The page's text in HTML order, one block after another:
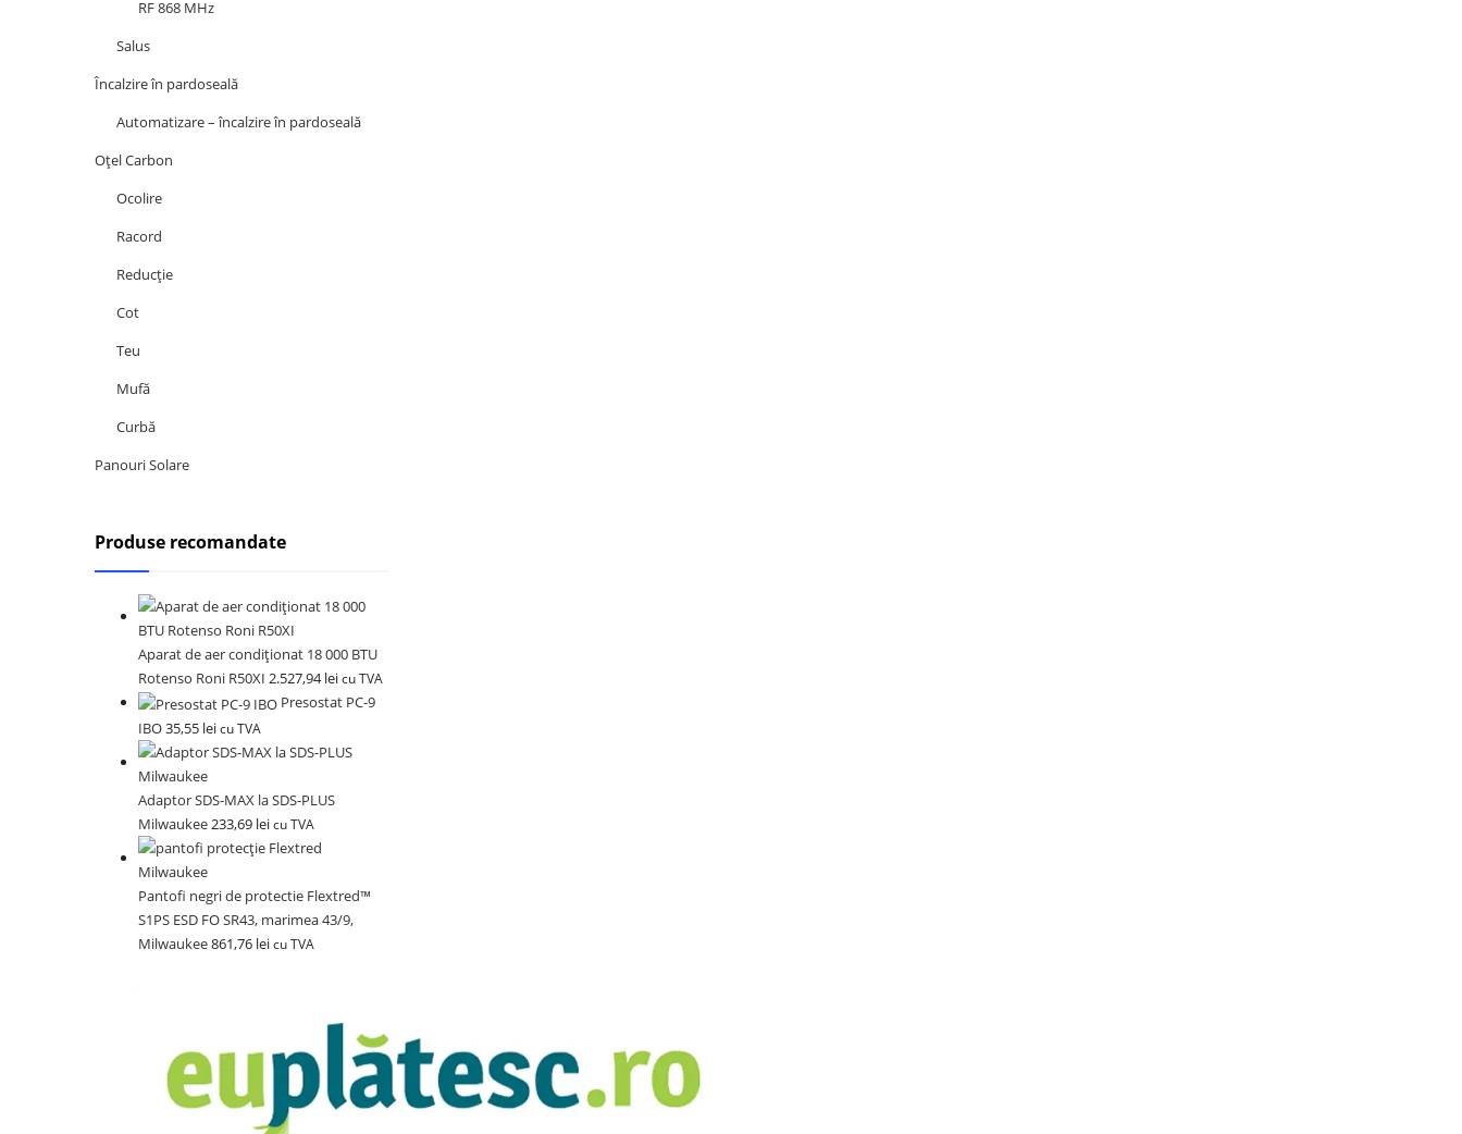
RF 868 MHz
Salus
Încalzire în pardoseală
Automatizare – încalzire în pardoseală
Oțel Carbon
Ocolire
Racord
Reducție
Cot
Teu
Mufă
Curbă
Panouri Solare
Produse recomandate
Aparat de aer condiționat 18 000 BTU
Rotenso Roni R50XI 2.527,94leicu TVA
Presostat PC-9
IBO35,55 leicu TVA
Adaptor SDS-MAX la SDS-PLUS
Milwaukee 233,69 leicu TVA
Pantofi negri de protectie Flextred™
S1PS ESD FO SR43, marimea 43/9,
Milwaukee861,76 leicu TVA